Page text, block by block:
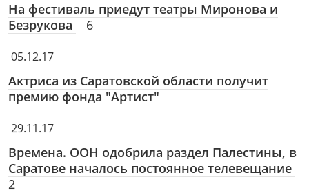
На фестиваль приедут театры Миронова и
Безрукова
6
05.12.17
Актриса из Саратовской области получит
премию фонда "Артист"
29.11.17
Времена. ООН одобрила раздел Палестины, в
Саратове началось постоянное телевещание
2